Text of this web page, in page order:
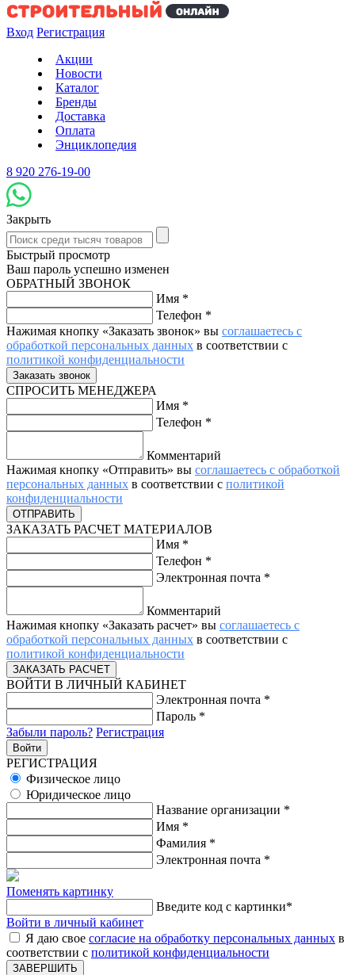
Вход Регистрация
Акции
Новости
Каталог
Бренды
Доставка
Оплата
Энциклопедия
8 920 276-19-00
Закрыть
Быстрый просмотр
Ваш пароль успешно изменен
ОБРАТНЫЙ ЗВОНОК
Имя *
Телефон *
Нажимая кнопку «Заказать звонок» вы соглашаетесь с
обработкой персональных данных в соответствии с
политикой конфиденциальности
СПРОСИТЬ МЕНЕДЖЕРА
Имя *
Телефон *
Комментарий
Нажимая кнопку «Отправить» вы соглашаетесь с обработкой
персональных данных в соответствии с политикой
конфиденциальности
ЗАКАЗАТЬ РАСЧЕТ МАТЕРИАЛОВ
Имя *
Телефон *
Электронная почта *
Комментарий
Нажимая кнопку «Заказать расчет» вы соглашаетесь с
обработкой персональных данных в соответствии с
политикой конфиденциальности
ВОЙТИ В ЛИЧНЫЙ КАБИНЕТ
Электронная почта *
Пароль *
Забыли пароль? Регистрация
РЕГИСТРАЦИЯ
Физическое лицо
Юридическое лицо
Название организации *
Имя *
Фамилия *
Электронная почта *
Поменять картинку
Введите код с картинки*
Войти в личный кабинет
Я даю свое согласие на обработку персональных данных в
соответствии с политикой конфиденциальности